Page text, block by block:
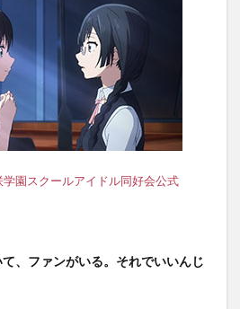
園スクールアイドル同好会公式
て、ファンがいる。それでいいんじ